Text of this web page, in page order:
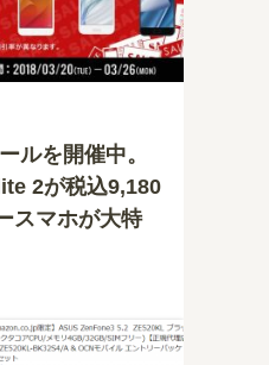
ルを開催中。
2が税込9,180
スマホが大特